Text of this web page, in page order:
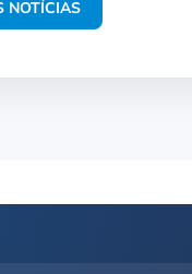
NOTÍCIAS